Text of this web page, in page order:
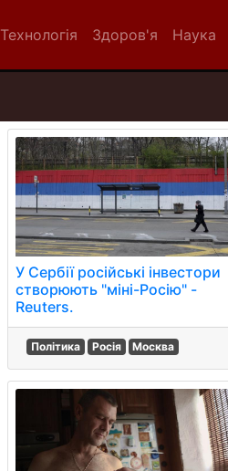
Технологія Здоров'я Наука
У Сербії російські інвестори
створюють "міні-Росію" -
Reuters.
Політика Росія Москва